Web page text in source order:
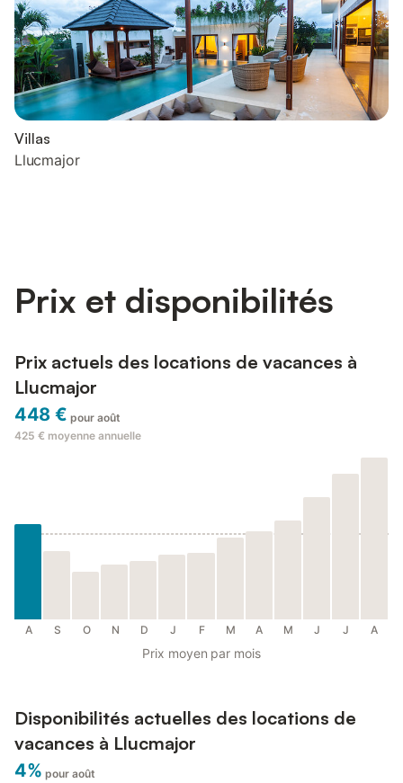
Villas
Llucmajor
Prix et disponibilités
Prix actuels des locations de vacances à
Llucmajor
448 € pour août
425 € moyenne annuelle
A S O N D J F M A M J J A
Prix moyen par mois
Disponibilités actuelles des locations de
vacances à Llucmajor
4% pour août